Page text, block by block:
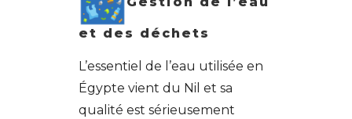
et des déchets
L’essentiel de l’eau utilisée en
Égypte vient du Nil et sa
qualité est sérieusement